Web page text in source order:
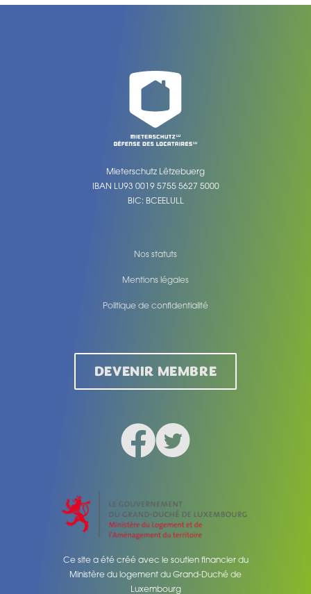
Mieterschutz Lëtzebuerg
IBAN LU93 0019 5755 5627 5000
BIC: BCEELULL
Nos statuts
Mentions légales
Politique de confidentialité
DEVENIR MEMBRE
Ce site a été créé avec le soutien financier du
Ministère du logement du Grand-Duché de
Luxembourg